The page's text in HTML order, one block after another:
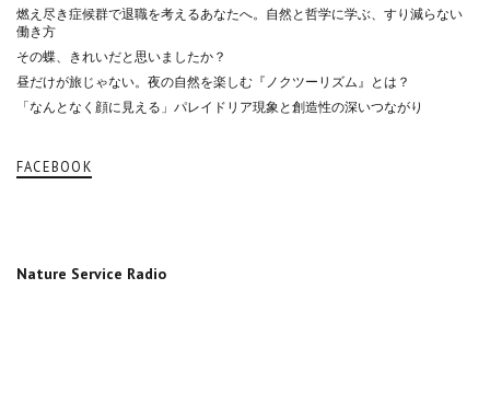
燃え尽き症候群で退職を考えるあなたへ。自然と哲学に学ぶ、すり減らない
働き方
その蝶、きれいだと思いましたか？
昼だけが旅じゃない。夜の自然を楽しむ『ノクツーリズム』とは？
「なんとなく顔に見える」パレイドリア現象と創造性の深いつながり
FACEBOOK
Nature Service Radio